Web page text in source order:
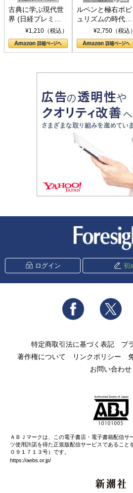
古典に学ぶ現代世
界 (日経プレミア
シリーズ)¥1,210（税込）
ルペンと極右ポピ
ュリズムの時代：
〈ヤヌス〉の二つ
の顔
¥2,750（税込）
ログイン 初
Facebook
特定商取引法に基づく表記
プ
著作権について
リンクポリシー
お問い合わせ
ＡＢＪマークは、この電子書店・電子書籍配信サ
ツ使用許諾を得た正規版配信サービスであること
０９１７１３号）です。
https://aebs.or.jp/